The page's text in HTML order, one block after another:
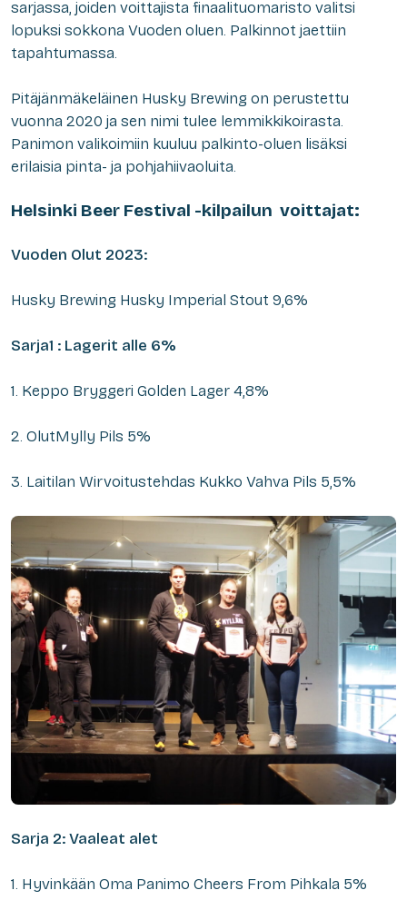
sarjassa, joiden voittajista finaalituomaristo valitsi
lopuksi sokkona Vuoden oluen. Palkinnot jaettiin
tapahtumassa.
Pitäjänmäkeläinen Husky Brewing on perustettu
vuonna 2020 ja sen nimi tulee lemmikkikoirasta.
Panimon valikoimiin kuuluu palkinto-oluen lisäksi
erilaisia pinta- ja pohjahiivaoluita.
Helsinki Beer Festival -kilpailun voittajat:
Vuoden Olut 2023:
Husky Brewing Husky Imperial Stout 9,6%
Sarja1 : Lagerit alle 6%
1. Keppo Bryggeri Golden Lager 4,8%
2. OlutMylly Pils 5%
3. Laitilan Wirvoitustehdas Kukko Vahva Pils 5,5%
Sarja 2: Vaaleat alet
1. Hyvinkään Oma Panimo Cheers From Pihkala 5%